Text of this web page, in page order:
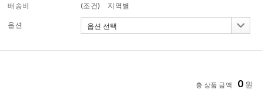
배송비 (조건) 지역별
옵션
총 상품 금액 0 원